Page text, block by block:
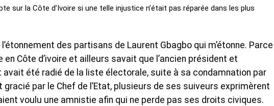
sur la Côte d’Ivoire si une telle injustice n’était pas réparée dans les plus
l’étonnement des partisans de Laurent Gbagbo qui m’étonne. Parce
Côte d’ivoire et ailleurs savait que l’ancien président et
avait été radié de la liste électorale, suite à sa condamnation par
gracié par le Chef de l’Etat, plusieurs de ses suiveurs exprimèrent
voulu une amnistie afin qui ne perde pas ses droits civiques.